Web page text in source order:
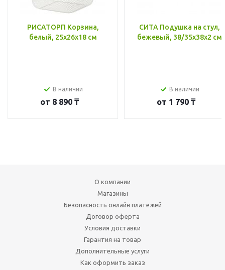
РИСАТОРП Корзина,
белый, 25x26x18 см
В наличии
от 8 890 ₸
СИТА Подушка на стул,
бежевый, 38/35x38x2 см
В наличии
от 1 790 ₸
О компании
Магазины
Безопасность онлайн платежей
Договор оферта
Условия доставки
Гарантия на товар
Дополнительные услуги
Как оформить заказ